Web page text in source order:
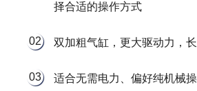
择合适的操作方式
02 双加粗气缸，更大驱动力，
03
适合无需电力、偏好纯机械